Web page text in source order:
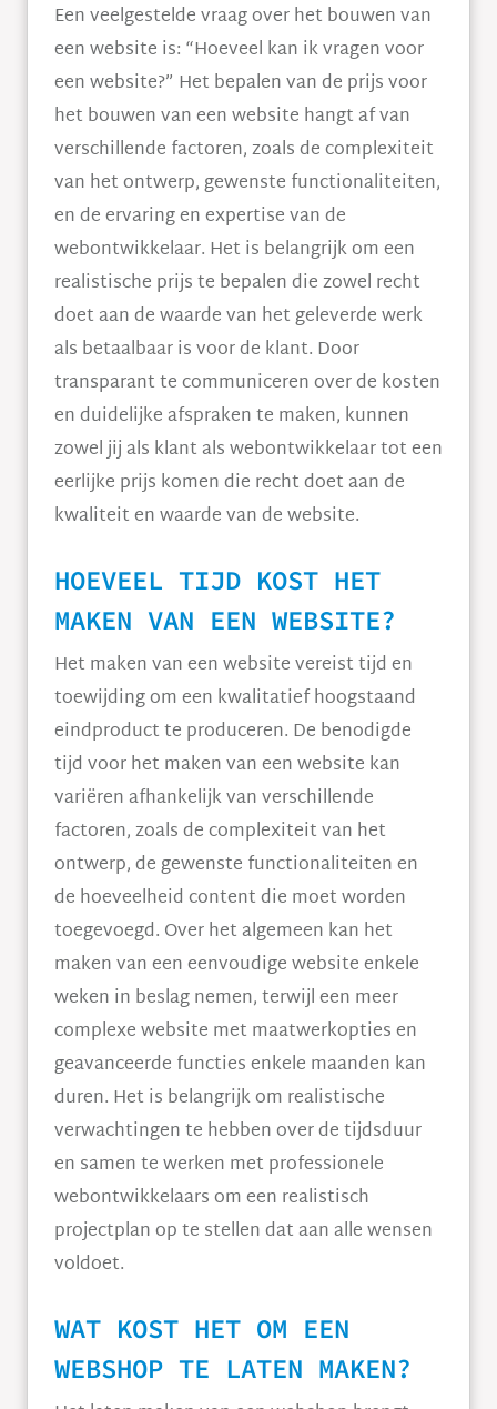
Een veelgestelde vraag over het bouwen van
een website is: “Hoeveel kan ik vragen voor
een website?” Het bepalen van de prijs voor
het bouwen van een website hangt af van
verschillende factoren, zoals de complexiteit
van het ontwerp, gewenste functionaliteiten,
en de ervaring en expertise van de
webontwikkelaar. Het is belangrijk om een
realistische prijs te bepalen die zowel recht
doet aan de waarde van het geleverde werk
als betaalbaar is voor de klant. Door
transparant te communiceren over de kosten
en duidelijke afspraken te maken, kunnen
zowel jij als klant als webontwikkelaar tot een
eerlijke prijs komen die recht doet aan de
kwaliteit en waarde van de website.
HOEVEEL TIJD KOST HET
MAKEN VAN EEN WEBSITE?
Het maken van een website vereist tijd en
toewijding om een kwalitatief hoogstaand
eindproduct te produceren. De benodigde
tijd voor het maken van een website kan
variëren afhankelijk van verschillende
factoren, zoals de complexiteit van het
ontwerp, de gewenste functionaliteiten en
de hoeveelheid content die moet worden
toegevoegd. Over het algemeen kan het
maken van een eenvoudige website enkele
weken in beslag nemen, terwijl een meer
complexe website met maatwerkopties en
geavanceerde functies enkele maanden kan
duren. Het is belangrijk om realistische
verwachtingen te hebben over de tijdsduur
en samen te werken met professionele
webontwikkelaars om een realistisch
projectplan op te stellen dat aan alle wensen
voldoet.
WAT KOST HET OM EEN
WEBSHOP TE LATEN MAKEN?